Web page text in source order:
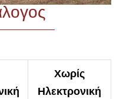
Χωρίς
Ηλεκτρονική